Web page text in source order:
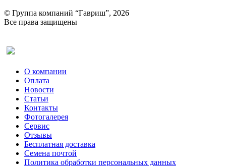
Ревень
Рукола
Рута
Тмин
Трава для чая
Туласи
Укроп
Фенхель пряный
Хризантема овощная
Цикорий пряный
Цикорий салатный (Витлуф)
Черемша
Шпинат
© Группа компаний “Гавриш”, 2026
Все права защищены
О компании
Оплата
Новости
Статьи
Контакты
Фотогалерея​
Сервис
Отзывы
Бесплатная доставка
Семена почтой
Политика обработки персональных данных